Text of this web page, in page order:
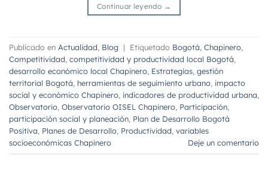
Continuar leyendo →
Publicado en Actualidad Blog | Etiquetado Bogotá Chapinero
Competitividad competitividad y productividad local Bogotá
desarrollo económico local Chapinero Estrategias gestión
territorial Bogotá herramientas de seguimiento urbano impacto
social y económico Chapinero indicadores de productividad urbana
Observatorio Observatorio OISEL Chapinero Participación
participación social y planeación Plan de Desarrollo Bogotá
Positiva Planes de Desarrollo Productividad variables
socioeconómicas Chapinero
Deje un comentario